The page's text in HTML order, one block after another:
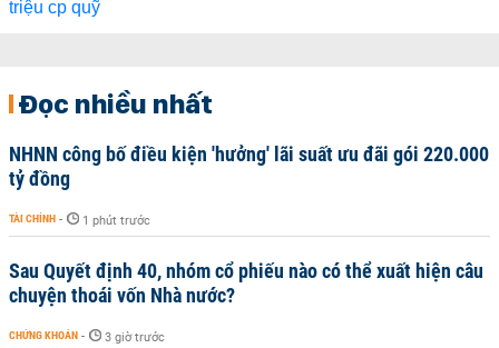
Đọc nhiều nhất
NHNN công bố điều kiện 'hưởng' lãi suất ưu đãi gói 220.000
tỷ đồng
TÀI CHÍNH - 1 phút trước
Sau Quyết định 40, nhóm cổ phiếu nào có thể xuất hiện câu
chuyện thoái vốn Nhà nước?
CHỨNG KHOÁN - 3 giờ trước